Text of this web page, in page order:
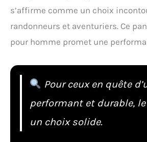
s’affirme comme un choix
randonneurs et aventuriers. Ce
pour homme promet une
Pour ceux en quête
performant et durable,
un choix solide.